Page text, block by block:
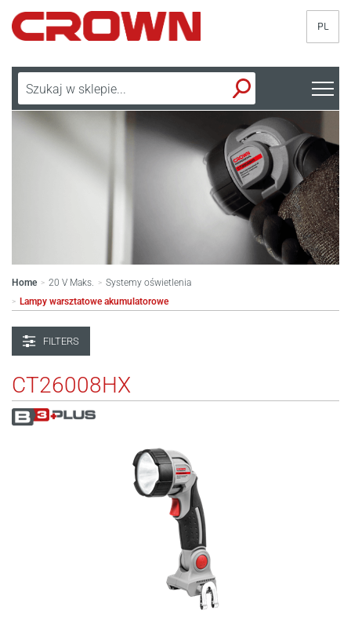
PL
Home > 20 V Maks. > Systemy oświetlenia
> Lampy warsztatowe akumulatorowe
FILTERS
CT26008HX